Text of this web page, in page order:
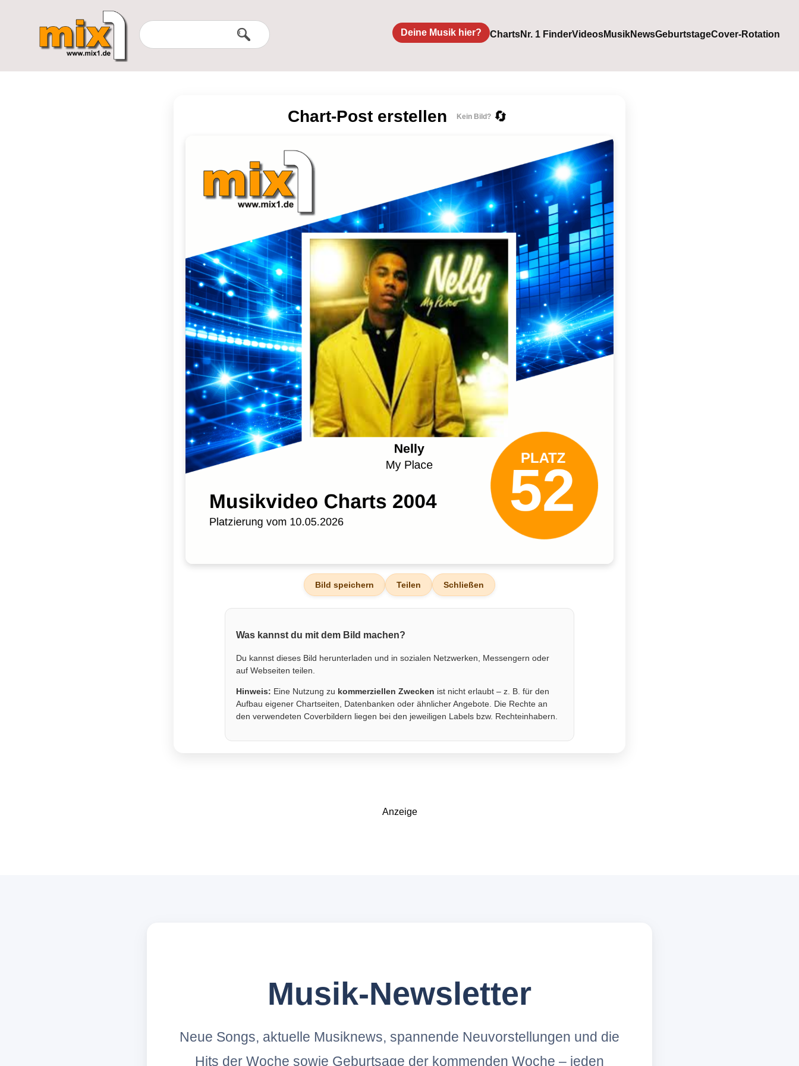
Deine Musik hier? ChartsNr. 1 FinderVideosMusikNewsGeburtstageCover-Rotation
Chart-Post erstellen Kein Bild? 🔄
Bild speichern Teilen Schließen
Was kannst du mit dem Bild machen?
Du kannst dieses Bild herunterladen und in sozialen Netzwerken, Messengern oder
auf Webseiten teilen.
Hinweis: Eine Nutzung zu kommerziellen Zwecken ist nicht erlaubt – z. B. für den
Aufbau eigener Chartseiten, Datenbanken oder ähnlicher Angebote. Die Rechte an
den verwendeten Coverbildern liegen bei den jeweiligen Labels bzw. Rechteinhabern.
Anzeige
Musik-Newsletter
Neue Songs, aktuelle Musiknews, spannende Neuvorstellungen und die
Hits der Woche sowie Geburtsage der kommenden Woche – jeden